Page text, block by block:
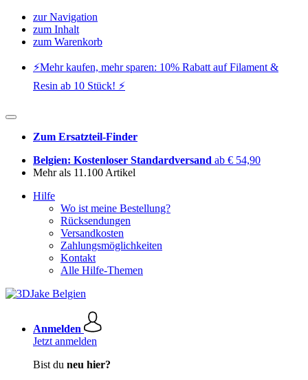
zur Navigation
zum Inhalt
zum Warenkorb
⚡️Mehr kaufen, mehr sparen: 10% Rabatt auf Filament &
Resin ab 10 Stück! ⚡️
Zum Ersatzteil-Finder
Belgien: Kostenloser Standardversand ab € 54,90
Mehr als 11.100 Artikel
Hilfe
Wo ist meine Bestellung?
Rücksendungen
Versandkosten
Zahlungsmöglichkeiten
Kontakt
Alle Hilfe-Themen
Anmelden
Jetzt anmelden
Bist du neu hier?